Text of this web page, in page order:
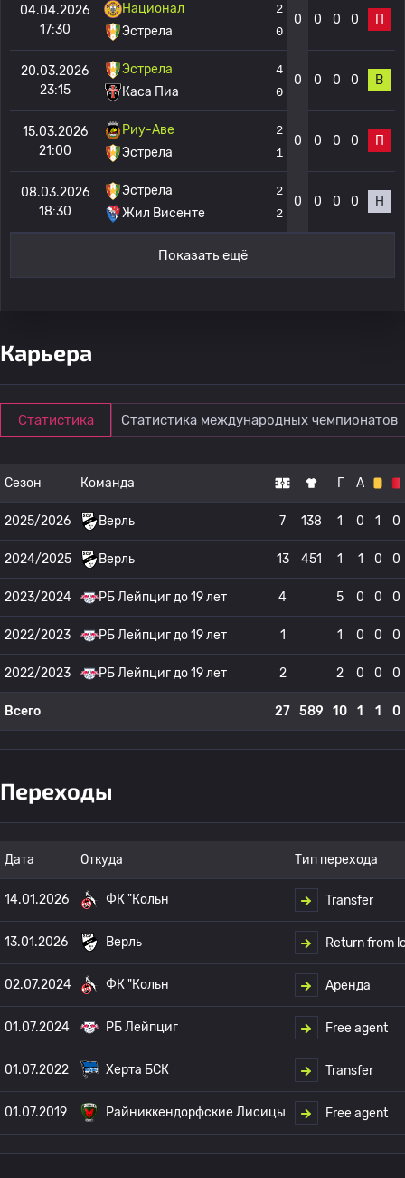
04.04.2026
17:30
Национал
Эстрела
2
0
0 0 0 0 П
20.03.2026
23:15
Эстрела
Каса Пиа
4
0
0 0 0 0 В
15.03.2026
21:00
Риу-Аве
Эстрела
2
1
0 0 0 0 П
08.03.2026
18:30
Эстрела
Жил Висенте
2
2
0 0 0 0 Н
Показать ещё
Карьера
Статистика Статистика международных чемпионатов
Сезон Команда Г А
2025/2026 Верль 7 138 1 0 1 0
2024/2025 Верль 13 451 1 1 0 0
2023/2024 РБ Лейпциг до 19 лет 4 5 0 0 0
2022/2023 РБ Лейпциг до 19 лет 1 1 0 0 0
2022/2023 РБ Лейпциг до 19 лет 2 2 0 0 0
Всего 27 589 10 1 1 0
Переходы
Дата Откуда Тип перехода
14.01.2026 ФК "Кольн Transfer
13.01.2026 Верль Return from
02.07.2024 ФК "Кольн Аренда
01.07.2024 РБ Лейпциг Free agent
01.07.2022 Херта БСК Transfer
01.07.2019 Райниккендорфские Лисицы Free agent